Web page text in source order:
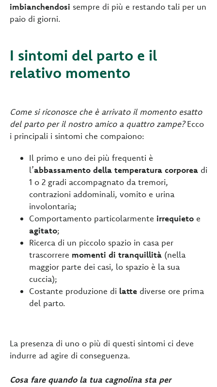
imbianchendosi sempre di più e restando tali per un
paio di giorni.
I sintomi del parto e il
relativo momento
Come si riconosce che è arrivato il momento esatto
del parto per il nostro amico a quattro zampe?Ecco
i principali i sintomi che compaiono:
Il primo e uno dei più frequenti è
l’abbassamento della temperatura corporea di
1 o 2 gradi accompagnato da tremori,
contrazioni addominali, vomito e urina
involontaria;
Comportamento particolarmente irrequieto e
agitato;
Ricerca di un piccolo spazio in casa per
trascorrere momenti di tranquillità (nella
maggior parte dei casi, lo spazio è la sua
cuccia);
Costante produzione di latte diverse ore prima
del parto.
La presenza di uno o più di questi sintomi ci deve
indurre ad agire di conseguenza.
Cosa fare quando la tua cagnolina sta per